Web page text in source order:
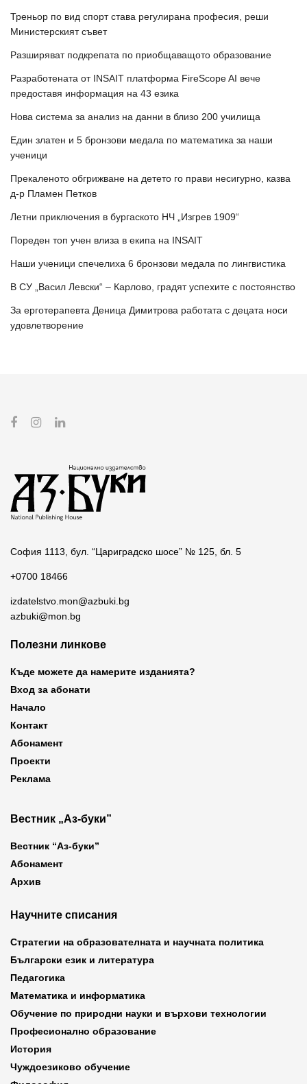
Треньор по вид спорт става регулирана професия, реши
Министерският съвет
Разширяват подкрепата по приобщаващото образование
Разработената от INSAIT платформа FireScope AI вече
предоставя информация на 43 езика
Нова система за анализ на данни в близо 200 училища
Един златен и 5 бронзови медала по математика за наши
ученици
Прекаленото обгрижване на детето го прави несигурно, казва
д-р Пламен Петков
Летни приключения в бургаското НЧ „Изгрев 1909“
Пореден топ учен влиза в екипа на INSAIT
Наши ученици спечелиха 6 бронзови медала по лингвистика
В СУ „Васил Левски“ – Карлово, градят успехите с постоянство
За ерготерапевта Деница Димитрова работата с децата носи
удовлетворение
София 1113, бул. “Цариградско шосе” № 125, бл. 5
+0700 18466
izdatelstvo.mon@azbuki.bg
azbuki@mon.bg
Полезни линкове
Къде можете да намерите изданията?
Вход за абонати
Начало
Контакт
Абонамент
Проекти
Реклама
Вестник „Аз-буки”
Вестник “Аз-буки”
Абонамент
Архив
Научните списания
Стратегии на образователната и научната политика
Български език и литература
Педагогика
Математика и информатика
Обучение по природни науки и върхови технологии
Професионално образование
История
Чуждоезиково обучение